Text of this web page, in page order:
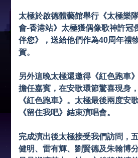
太極於啟德體藝館舉行《太極樂
會-香港站》太極獲偶像歌神許冠
伴您》，送給他們作為40周年禮
賀。
另外這晚太極還邀得《紅色跑車
擔任嘉賓，在安歌環節驚喜現身
《紅色跑車》。太極最後兩度安
《留住我吧》結束演唱會。
完成演出後太極接受我們訪問，
健明、雷有輝、劉賢德及朱翰博